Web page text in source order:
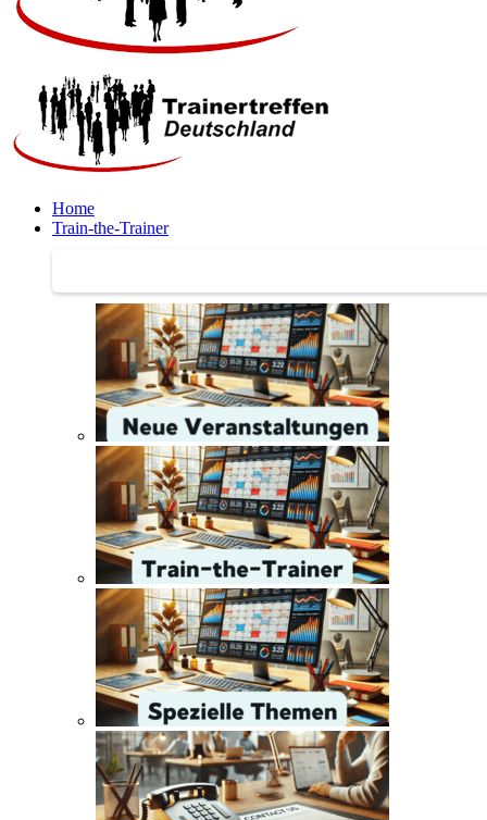
Home
Train-the-Trainer